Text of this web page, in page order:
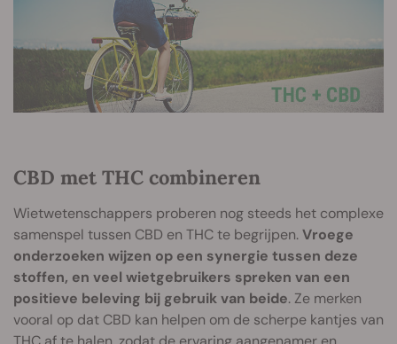
CBD met THC combineren
Wietwetenschappers proberen nog steeds het complexe
samenspel tussen CBD en THC te begrijpen.Vroege
onderzoeken wijzen op een synergie tussen deze
stoffen, en veel wietgebruikers spreken van een
positieve beleving bij gebruik van beide. Ze merken
vooral op dat CBD kan helpen om de scherpe kantjes van